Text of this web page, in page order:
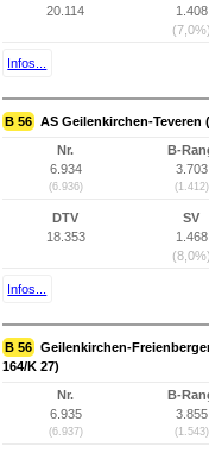
20.114
1.408
(7,0%)
Infos...
B 56 AS Geilenkirchen-Teveren
Nr.
6.934
(6.936)
B-
3.703
(1.412)
DTV
18.353
SV
1.468
(8,0%)
Infos...
B 56 Geilenkirchen-
164/K 27)
Nr.
6.935
(6.937)
B-
3.855
(1.543)